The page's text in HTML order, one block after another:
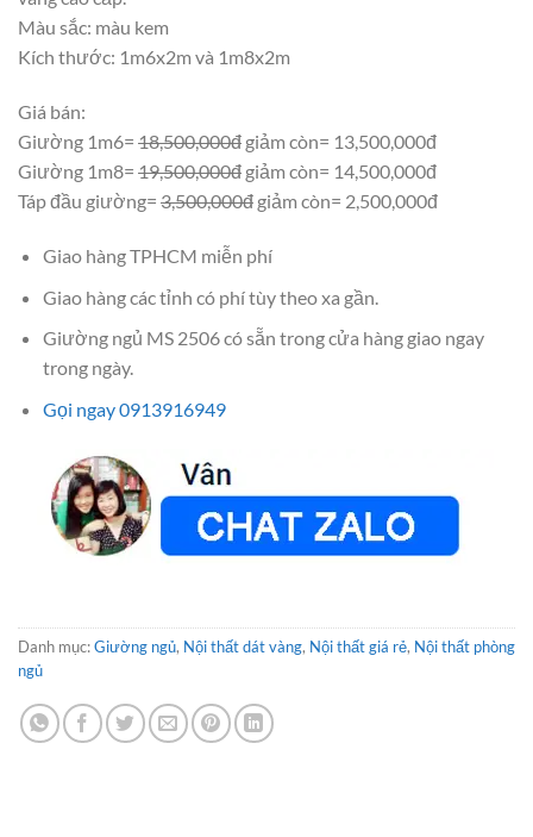
Màu sắc: màu kem
Kích thước: 1m6x2m và 1m8x2m
Giá bán:
Giường 1m6= 18,500,000đ giảm còn= 13,500,000đ
Giường 1m8= 19,500,000đ giảm còn= 14,500,000đ
Táp đầu giường= 3,500,000đ giảm còn= 2,500,000đ
Giao hàng TPHCM miễn phí
Giao hàng các tỉnh có phí tùy theo xa gần.
Giường ngủ MS 2506 có sẵn trong cửa hàng giao ngay
trong ngày.
Gọi ngay 0913916949
Danh mục:Giường ngủ, Nội thất dát vàng, Nội thất giá rẻ, Nội thất phòng
ngủ